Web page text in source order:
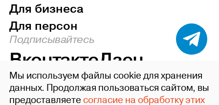
Для бизнеса
Для персон
Подписывайтесь
ВконтактеДзен
Наверх
Мы используем файлы cookie для хранения
данных. Продолжая пользоваться сайтом, вы
предоставляетесогласие на обработку этих